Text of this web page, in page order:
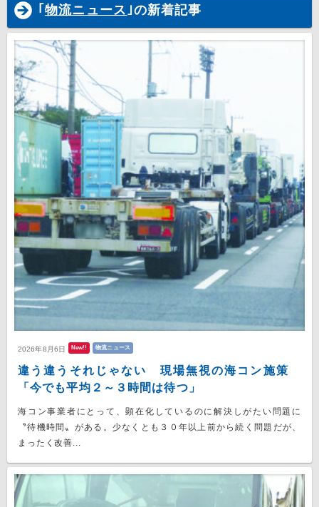
｢ 物流ニュース｣の新着記事
2026年8月6日 New!! 物流ニュース
違う違うそれじゃない 現場無視の海コン施策
「今でも平均２～３時間は待つ」
海コン事業者にとって、顕在化しているのに解決しがたい問題に
〝待機時間〟がある。少なくとも３０年以上前から続く問題だが、
まったく改善...